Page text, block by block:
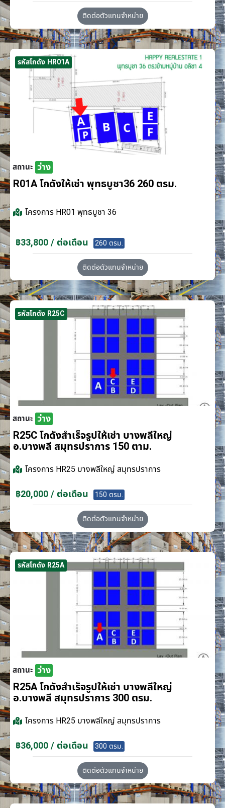
ติดต่อตัวแทนจำหน่าย
รหัสโกดัง HR01A
สถานะ ว่าง
R01A โกดังให้เช่า พุทธบูชา36 260 ตรม.
โครงการ HR01 พุทธบูชา 36
฿33,800 / ต่อเดือน 260 ตรม.
ติดต่อตัวแทนจำหน่าย
รหัสโกดัง R25C
สถานะ ว่าง
R25C โกดังสำเร็จรูปให้เช่า บางพลีใหญ่
อ.บางพลี สมุทรปราการ 150 ตาม.
โครงการ HR25 บางพลีใหญ่ สมุทรปราการ
฿20,000 / ต่อเดือน 150 ตรม.
ติดต่อตัวแทนจำหน่าย
รหัสโกดัง R25A
สถานะ ว่าง
R25A โกดังสำเร็จรูปให้เช่า บางพลีใหญ่
อ.บางพลี สมุทรปราการ 300 ตรม.
โครงการ HR25 บางพลีใหญ่ สมุทรปราการ
฿36,000 / ต่อเดือน 300 ตรม.
ติดต่อตัวแทนจำหน่าย